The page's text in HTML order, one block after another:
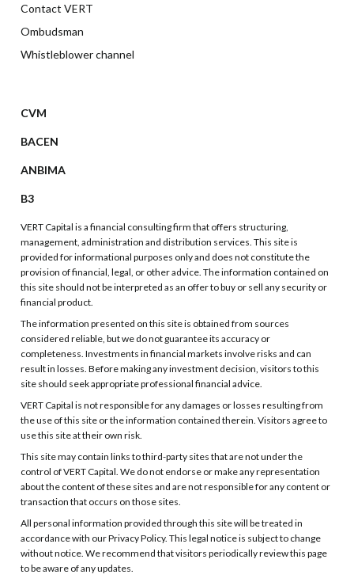
Contact VERT
Ombudsman
Whistleblower channel
CVM
BACEN
ANBIMA
B3
VERT Capital is a financial consulting firm that offers structuring,
management, administration and distribution services. This site is
provided for informational purposes only and does not constitute the
provision of financial, legal, or other advice. The information contained on
this site should not be interpreted as an offer to buy or sell any security or
financial product.
The information presented on this site is obtained from sources
considered reliable, but we do not guarantee its accuracy or
completeness. Investments in financial markets involve risks and can
result in losses. Before making any investment decision, visitors to this
site should seek appropriate professional financial advice.
VERT Capital is not responsible for any damages or losses resulting from
the use of this site or the information contained therein. Visitors agree to
use this site at their own risk.
This site may contain links to third-party sites that are not under the
control of VERT Capital. We do not endorse or make any representation
about the content of these sites and are not responsible for any content or
transaction that occurs on those sites.
All personal information provided through this site will be treated in
accordance with our Privacy Policy. This legal notice is subject to change
without notice. We recommend that visitors periodically review this page
to be aware of any updates.